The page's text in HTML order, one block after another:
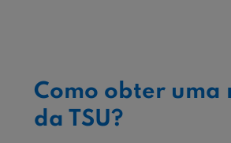
Como obter uma
da TSU?